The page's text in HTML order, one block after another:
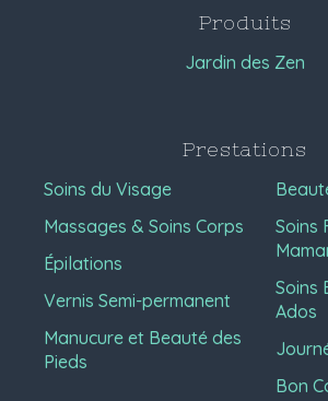
Prestations
Soins du Visage
Massages & Soins Corps
Épilations
Vernis Semi-permanent
Manucure et Beauté des
Pieds
Soins
Soins
Ados
Bon
Produits
Jardin des Zen